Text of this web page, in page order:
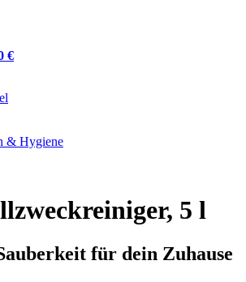
€
& Hygiene
5 l
für dein Zuhause